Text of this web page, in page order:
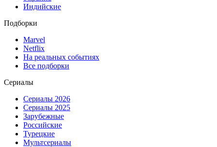
Индийские
Подборки
Marvel
Netflix
На реальных событиях
Все подборки
Сериалы
Сериалы 2026
Сериалы 2025
Зарубежные
Российские
Турецкие
Мультсериалы